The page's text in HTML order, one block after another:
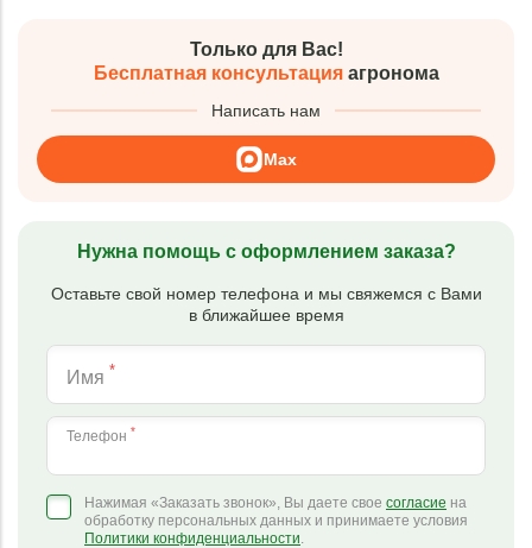
Только для Вас!
Бесплатная консультацияагронома
Написать нам
Max
Нужна помощь с оформлением заказа?
Оставьте свой номер телефона и мы свяжемся с Вами
в ближайшее время
Имя *
Телефон *
Нажимая «Заказать звонок», Вы даете свое согласие на
обработку персональных данных и принимаете условия
Политики конфиденциальности.